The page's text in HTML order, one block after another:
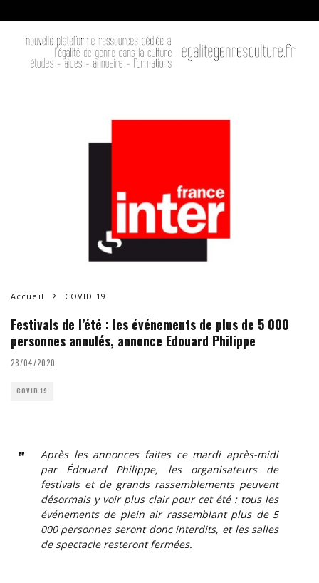
Accueil COVID 19
Festivals de l’été : les événements de plus de 5 000
personnes annulés, annonce Edouard Philippe
28/04/2020
COVID 19
Après les annonces faites ce mardi après-midi
par Édouard Philippe, les organisateurs de
festivals et de grands rassemblements peuvent
désormais y voir plus clair pour cet été : tous les
événements de plein air rassemblant plus de 5
000 personnes seront donc interdits, et les salles
de spectacle resteront fermées.